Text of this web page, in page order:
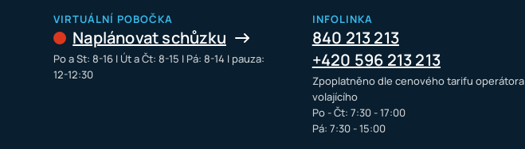
VIRTUÁLNÍ POBOČKA
Naplánovat schůzku
Po a St: 8-16 I Út a Čt: 8-15 I Pá: 8-14 I pauza:
12-12:30
INFOLINKA
840 213 213
+420 596 213 213
Zpoplatněno dle cenového tarifu operátora
volajícího
Po - Čt: 7:30 - 17:00
Pá: 7:30 - 15:00